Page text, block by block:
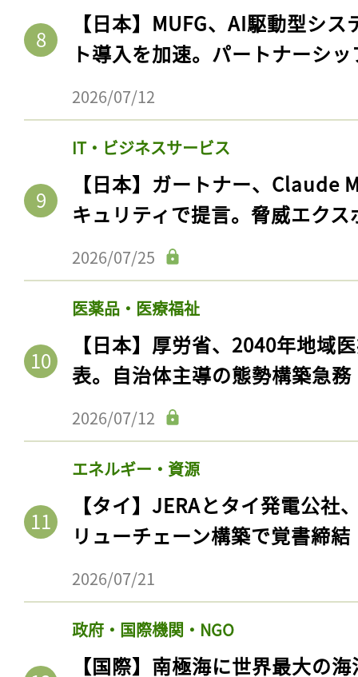
【日本】MUFG、AI駆動型シ
ト導入を加速。パートナーシ
2026/07/12
IT・ビジネスサービス
【日本】ガートナー、Claude
キュリティで提言。脅威エク
2026/07/25
医薬品・医療福祉
【日本】厚労省、2040年地域
表。自治体主導の態勢構築急務
2026/07/12
エネルギー・資源
【タイ】JERAとタイ発電公社
リューチェーン構築で覚書締結
2026/07/21
政府・国際機関・NGO
【国際】南極海に世界最大の